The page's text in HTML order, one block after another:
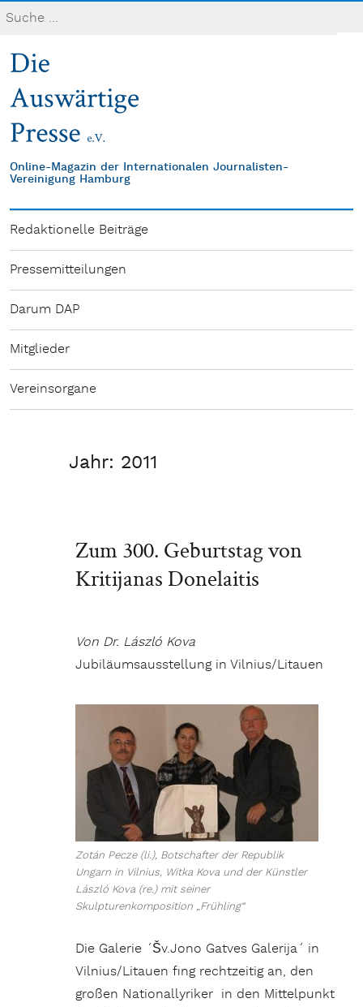
Online-Magazin der Internationalen Journalisten-
Vereinigung Hamburg
Redaktionelle Beiträge
Pressemitteilungen
Darum DAP
Mitglieder
Vereinsorgane
Jahr: 2011
Zum 300. Geburtstag von
Kritijanas Donelaitis
Von Dr. László Kova
Jubiläumsausstellung in Vilnius/Litauen
Zotán Pecze (li.), Botschafter der Republik
Ungarn in Vilnius, Witka Kova und der Künstler
László Kova (re.) mit seiner
Skulpturenkomposition „Frühling“
Die Galerie ´Šv.Jono Gatves Galerija´ in
Vilnius/Litauen fing rechtzeitig an, den
großen Nationallyriker in den Mittelpunkt